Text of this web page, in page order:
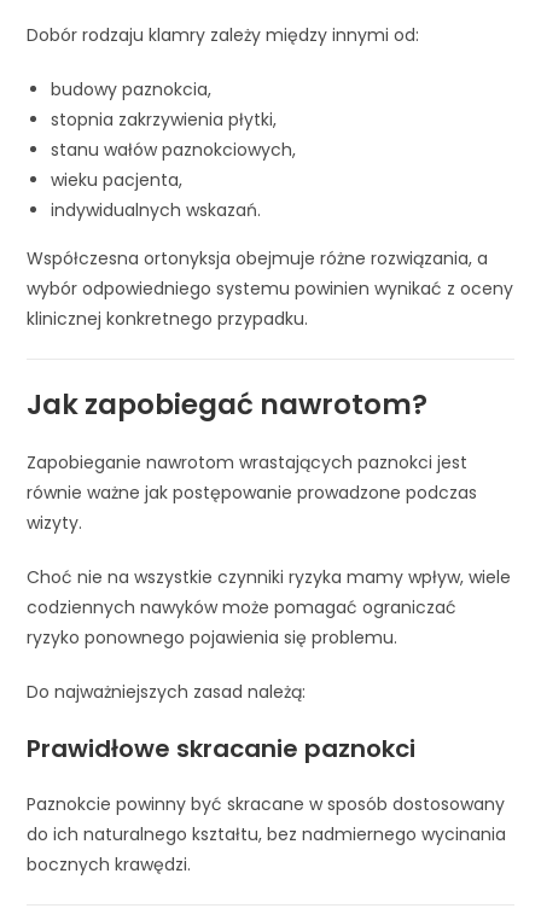
Dobór rodzaju klamry zależy między innymi od:
budowy paznokcia,
stopnia zakrzywienia płytki,
stanu wałów paznokciowych,
wieku pacjenta,
indywidualnych wskazań.
Współczesna ortonyksja obejmuje różne rozwiązania, a
wybór odpowiedniego systemu powinien wynikać z oceny
klinicznej konkretnego przypadku.
Jak zapobiegać nawrotom?
Zapobieganie nawrotom wrastających paznokci jest
równie ważne jak postępowanie prowadzone podczas
wizyty.
Choć nie na wszystkie czynniki ryzyka mamy wpływ, wiele
codziennych nawyków może pomagać ograniczać
ryzyko ponownego pojawienia się problemu.
Do najważniejszych zasad należą:
Prawidłowe skracanie paznokci
Paznokcie powinny być skracane w sposób dostosowany
do ich naturalnego kształtu, bez nadmiernego wycinania
bocznych krawędzi.